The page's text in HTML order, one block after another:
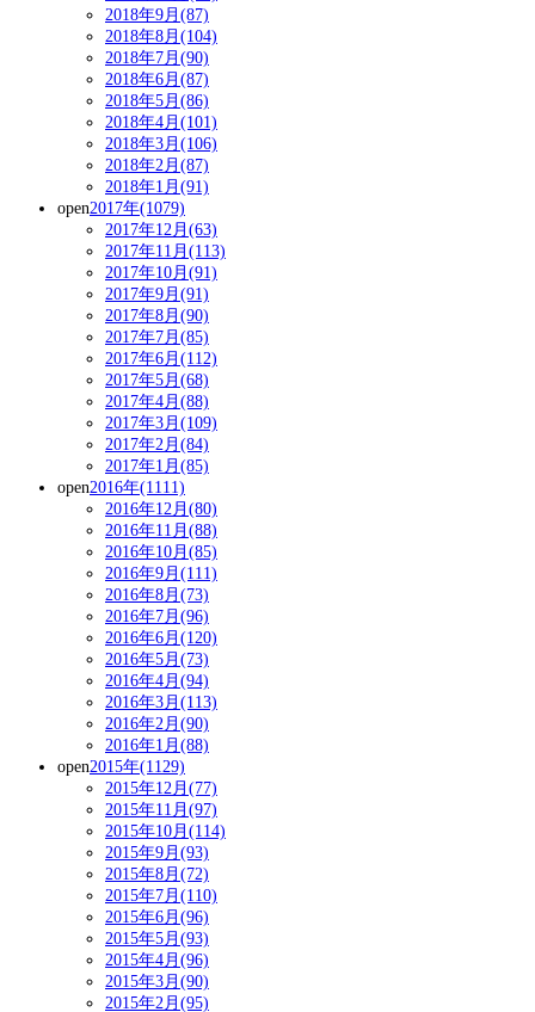
2018年9月(87)
2018年8月(104)
2018年7月(90)
2018年6月(87)
2018年5月(86)
2018年4月(101)
2018年3月(106)
2018年2月(87)
2018年1月(91)
open2017年(1079)
2017年12月(63)
2017年11月(113)
2017年10月(91)
2017年9月(91)
2017年8月(90)
2017年7月(85)
2017年6月(112)
2017年5月(68)
2017年4月(88)
2017年3月(109)
2017年2月(84)
2017年1月(85)
open2016年(1111)
2016年12月(80)
2016年11月(88)
2016年10月(85)
2016年9月(111)
2016年8月(73)
2016年7月(96)
2016年6月(120)
2016年5月(73)
2016年4月(94)
2016年3月(113)
2016年2月(90)
2016年1月(88)
open2015年(1129)
2015年12月(77)
2015年11月(97)
2015年10月(114)
2015年9月(93)
2015年8月(72)
2015年7月(110)
2015年6月(96)
2015年5月(93)
2015年4月(96)
2015年3月(90)
2015年2月(95)